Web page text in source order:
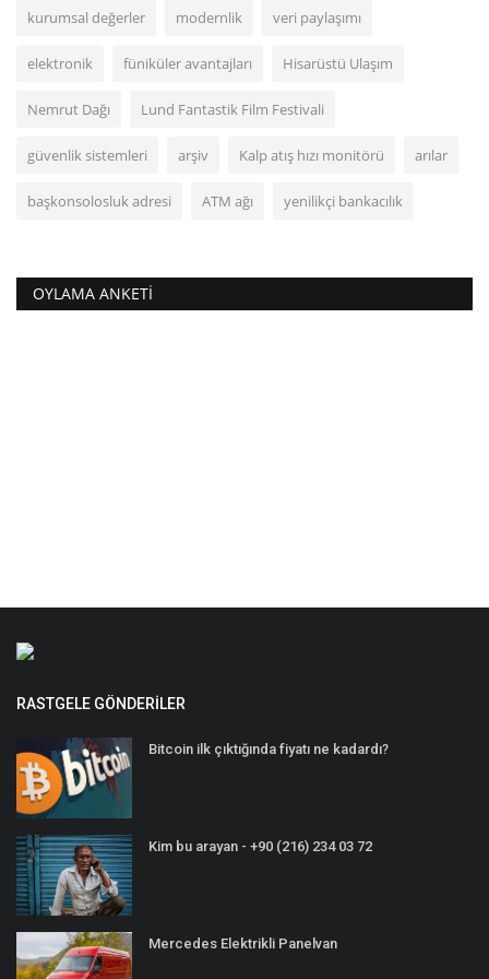
kurumsal değerler modernlik veri paylaşımı
elektronik füniküler avantajları Hisarüstü Ulaşım
Nemrut Dağı Lund Fantastik Film Festivali
güvenlik sistemleri arşiv Kalp atış hızı monitörü arılar
başkonsolosluk adresi ATM ağı yenilikçi bankacılık
OYLAMA ANKETI
RASTGELE GÖNDERILER
Bitcoin ilk çıktığında fiyatı ne kadardı?
Kim bu arayan - +90 (216) 234 03 72
Mercedes Elektrikli Panelvan